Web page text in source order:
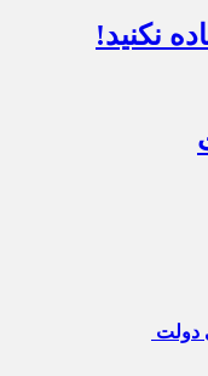
نکنید!
دولت